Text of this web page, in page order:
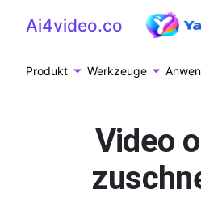
Ai4video.co
Produkt Werkzeuge
Video